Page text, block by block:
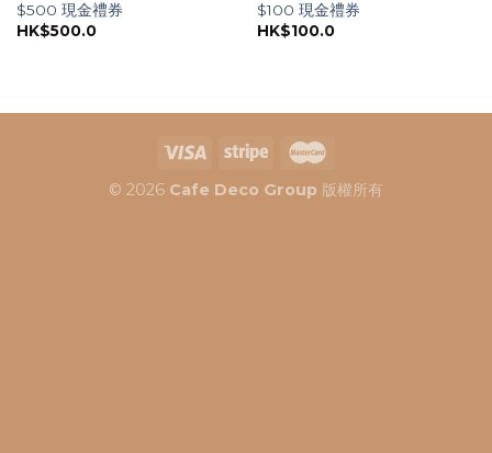
$500 現金禮券
HK$500.0
$100 現金禮券
HK$100.0
© 2026 Cafe Deco Group 版權所有